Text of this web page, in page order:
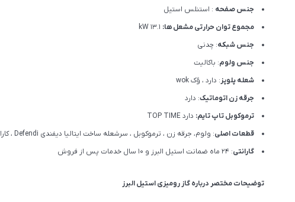
جنس صفحه : استنلس استیل
مجموع توان حرارتی مشعل ها:
جنس شبکه: چدنی
جنس ولوم: باکالیت
شعله پلوپز: دارد ، وُک wok
جرقه زن اتوماتیک: دارد
ترموکوبل تاپ تایم: دارد TOP TIME
قطعات اصلی: ولوم، جرقه زن ، ترموکوبل ، سرشعله ساخت ایتالیا دیفندی Defendi ، کارایی بالا(High Efficency)
گارانتی: 24 ماه ضمانت استیل البرز و 10 سال خدمات پس از فروش
توضیحات مختصر درباره گاز رومیزی استیل البرز